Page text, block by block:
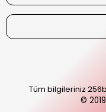
Tüm bilgileriniz
© 2019